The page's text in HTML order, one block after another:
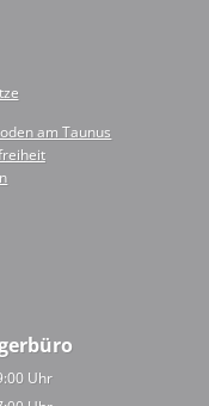
am Taunus
Uhr
08:00 bis 19:00 Uhr